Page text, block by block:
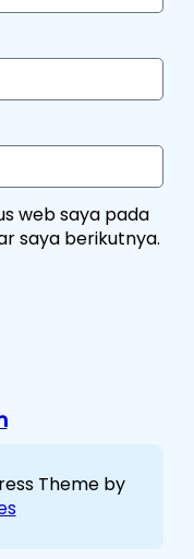
web saya pada
saya berikutnya.
Theme by